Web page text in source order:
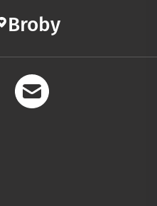
Broby